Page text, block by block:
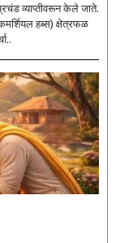
प्रचंड व्याप्तीवरून केले जाते.
हब्स) क्षेत्रफळ